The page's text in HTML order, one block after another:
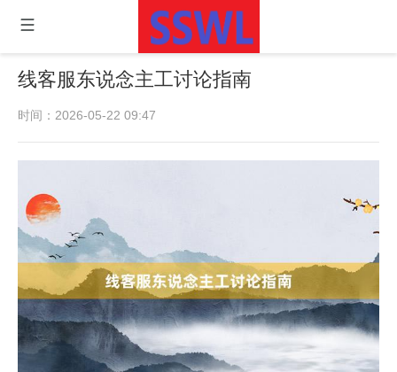
线客服东说念主工讨论指南
时间：2026-05-22 09:47